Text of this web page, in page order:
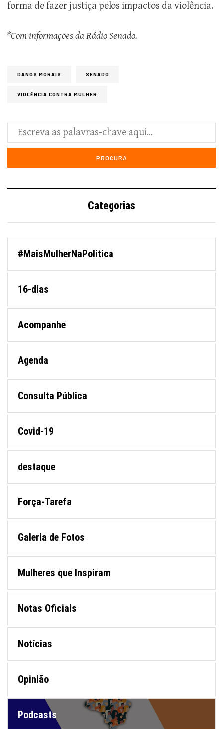
forma de fazer justiça pelos impactos da violência.
*Com informações da Rádio Senado.
DANOS MORAIS SENADO
VIOLÊNCIA CONTRA MULHER
Categorias
#MaisMulherNaPolitica
16-dias
Acompanhe
Agenda
Consulta Pública
Covid-19
destaque
Força-Tarefa
Galeria de Fotos
Mulheres que Inspiram
Notas Oficiais
Notícias
Opinião
Podcasts